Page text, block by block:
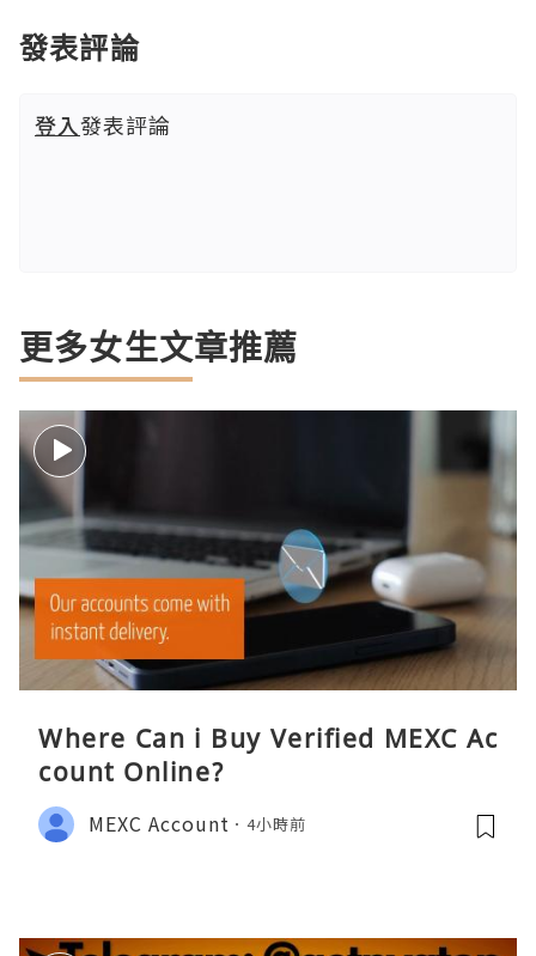
發表評論
登入發表評論
更多女生文章推薦
Where Can i Buy Verified MEXC Ac
count Online?
MEXC Account 4小時前